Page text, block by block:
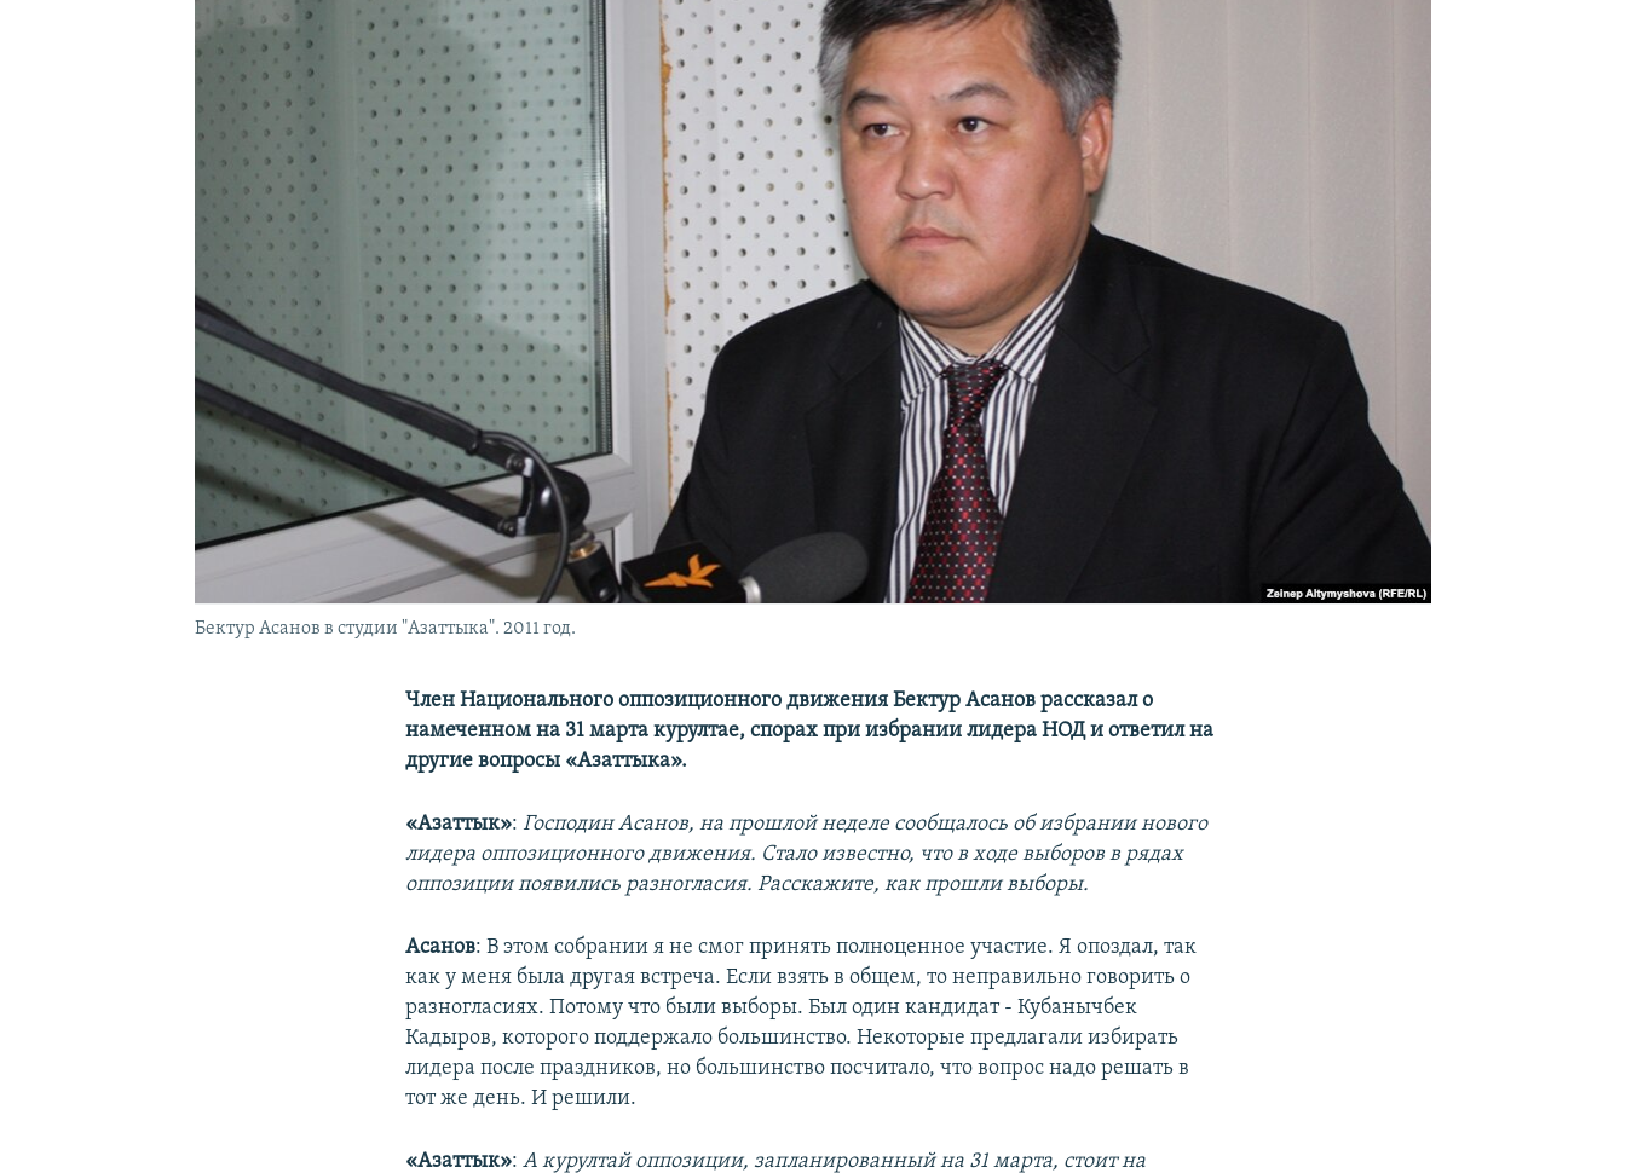
Бектур Асанов в студии "Азаттыка". 2011 год.
Член Национального оппозиционного движения Бектур Асанов рассказал о
намеченном на 31 марта курултае, спорах при избрании лидера НОД и ответил на
другие вопросы «Азаттыка».
«Азаттык»:Господин Асанов, на прошлой неделе сообщалось об избрании нового
лидера оппозиционного движения. Стало известно, что в ходе выборов в рядах
оппозиции появились разногласия. Расскажите, как прошли выборы.
Асанов: В этом собрании я не смог принять полноценное участие. Я опоздал, так
как у меня была другая встреча. Если взять в общем, то неправильно говорить о
разногласиях. Потому что были выборы. Был один кандидат - Кубанычбек
Кадыров, которого поддержало большинство. Некоторые предлагали избирать
лидера после праздников, но большинство посчитало, что вопрос надо решать в
тот же день. И решили.
«Азаттык»:А курултай оппозиции, запланированный на 31 марта, стоит на